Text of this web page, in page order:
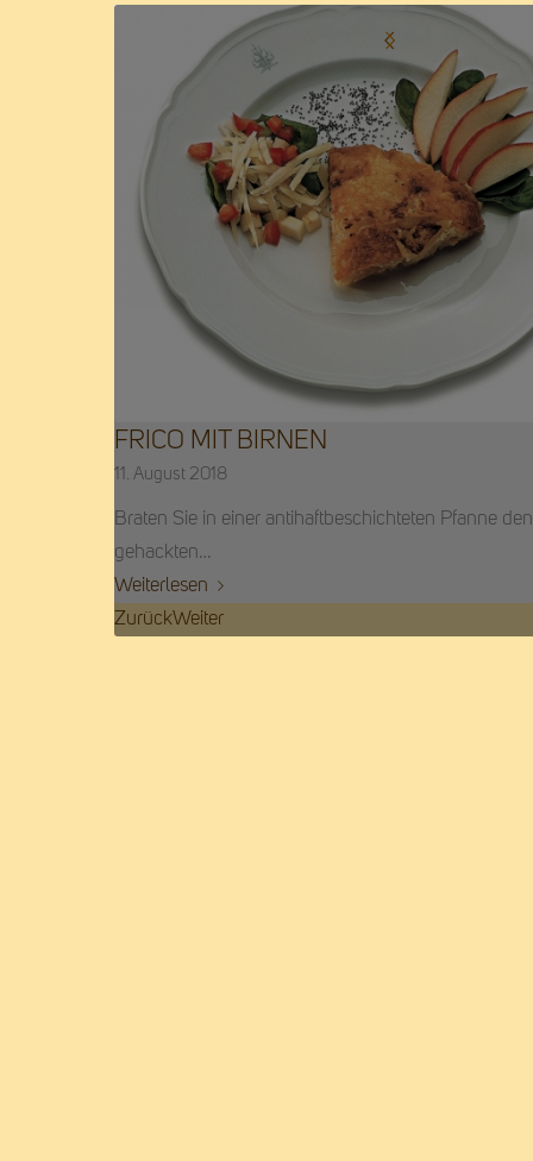
FRICO MIT BIRNEN
11. August 2018
Braten Sie in einer antihaftbeschichteten Pfanne
gehackten…
Weiterlesen
ZurückWeiter